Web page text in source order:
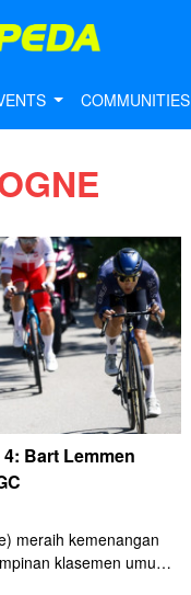
COMMUNITIES
Bart Lemmen
meraih kemenangan
klasemen umum